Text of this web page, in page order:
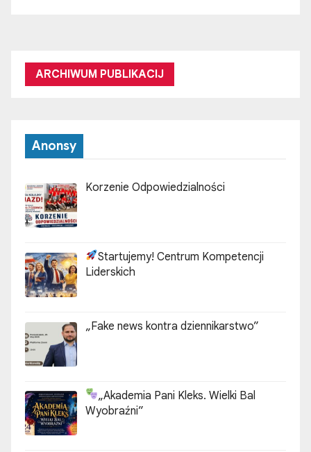
ARCHIWUM PUBLIKACIJ
Anonsy
Korzenie Odpowiedzialności
Startujemy! Centrum Kompetencji
Liderskich
„Fake news kontra dziennikarstwo”
„Akademia Pani Kleks. Wielki Bal
Wyobraźni”